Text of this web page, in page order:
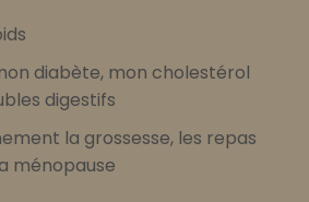
diabète, mon cholestérol
digestifs
la grossesse, les repas
ménopause